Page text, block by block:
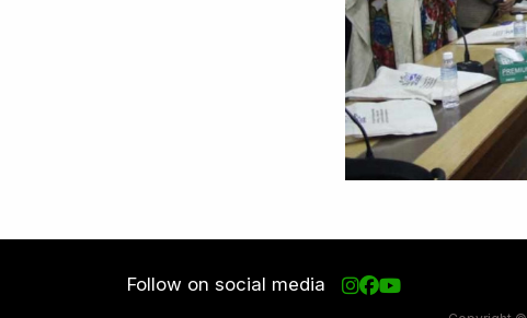
Follow on social media